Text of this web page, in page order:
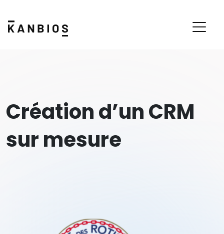
Création d’un CRM
sur mesure